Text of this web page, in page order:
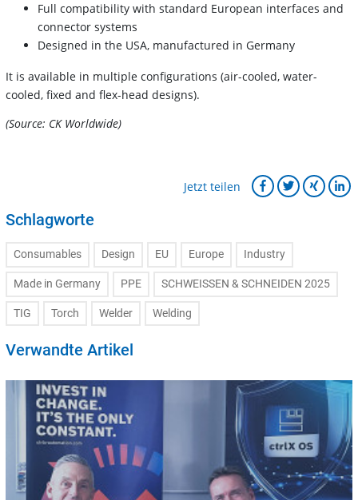
Full compatibility with standard European interfaces and
connector systems
Designed in the USA, manufactured in Germany
It is available in multiple configurations (air-cooled, water-
cooled, fixed and flex-head designs).
(Source: CK Worldwide)
Jetzt teilen
Schlagworte
Consumables Design EU Europe Industry
Made in Germany PPE SCHWEISSEN & SCHNEIDEN 2025
TIG Torch Welder Welding
Verwandte Artikel